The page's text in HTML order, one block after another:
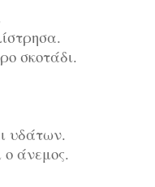
σκοτάδι.
υδάτων.
άνεμος.